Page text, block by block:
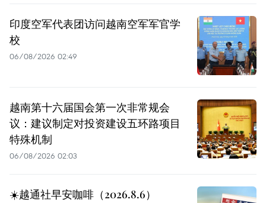
印度空军代表团访问越南空军军官学
校
06/08/2026 02:49
越南第十六届国会第一次非常规会
议：建议制定对投资建设五环路项目
特殊机制
06/08/2026 02:03
☀️越通社早安咖啡（2026.8.6）